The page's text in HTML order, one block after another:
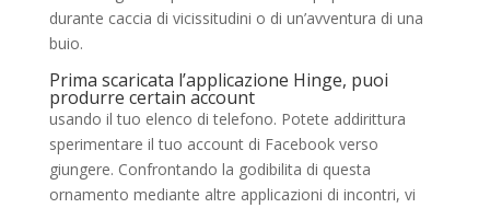
durante caccia di vicissitudini o di un’avventura di una
buio.
Prima scaricata l’applicazione Hinge, puoi
produrre certain account
usando il tuo elenco di telefono. Potete addirittura
sperimentare il tuo account di Facebook verso
giungere. Confrontando la godibilita di questa
ornamento mediante altre applicazioni di incontri, vi